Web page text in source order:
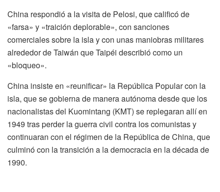
China respondió a la visita de Pelosi, que calificó de
«farsa» y «traición deplorable», con sanciones
comerciales sobre la isla y con unas maniobras militares
alrededor de Taiwán que Taipéi describió como un
«bloqueo».
China insiste en «reunificar» la República Popular con la
isla, que se gobierna de manera autónoma desde que los
nacionalistas del Kuomintang (KMT) se replegaran allí en
1949 tras perder la guerra civil contra los comunistas y
continuaran con el régimen de la República de China, que
culminó con la transición a la democracia en la década de
1990.